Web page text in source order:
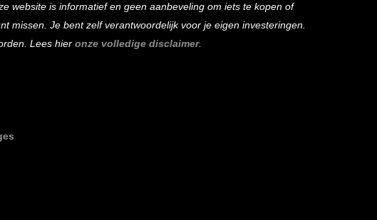
website is informatief en geen aanbeveling om iets te kopen of
missen. Je bent zelf verantwoordelijk voor je eigen investeringen.
Lees hier onze volledige disclaimer.